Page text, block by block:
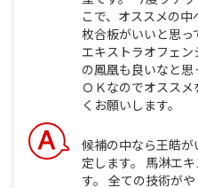
こで、オススメの
枚合板がいいと思
エキストラオフェ
の鳳凰も良いなと
ＯＫなのでオスス
くお願いします。
候補の中なら王皓
定します。 馬淋エ
す。 全ての技術が